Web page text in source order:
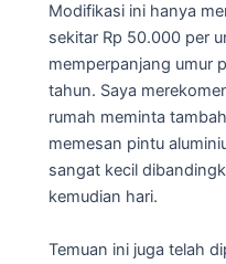
Modifikasi ini hanya
sekitar Rp 50.000 per
memperpanjang umur
tahun. Saya
rumah meminta
memesan pintu
sangat kecil
kemudian hari.
Temuan ini juga telah